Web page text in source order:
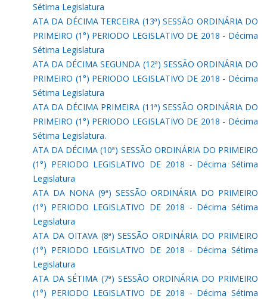
Sétima Legislatura
ATA DA DÉCIMA TERCEIRA (13ª) SESSÃO ORDINÁRIA DO
PRIMEIRO (1°) PERIODO LEGISLATIVO DE 2018 - Décima
Sétima Legislatura
ATA DA DÉCIMA SEGUNDA (12ª) SESSÃO ORDINÁRIA DO
PRIMEIRO (1°) PERIODO LEGISLATIVO DE 2018 - Décima
Sétima Legislatura
ATA DA DÉCIMA PRIMEIRA (11ª) SESSÃO ORDINÁRIA DO
PRIMEIRO (1°) PERIODO LEGISLATIVO DE 2018 - Décima
Sétima Legislatura.
ATA DA DÉCIMA (10ª) SESSÃO ORDINÁRIA DO PRIMEIRO
(1°) PERIODO LEGISLATIVO DE 2018 - Décima Sétima
Legislatura
ATA DA NONA (9ª) SESSÃO ORDINÁRIA DO PRIMEIRO
(1°) PERIODO LEGISLATIVO DE 2018 - Décima Sétima
Legislatura
ATA DA OITAVA (8ª) SESSÃO ORDINÁRIA DO PRIMEIRO
(1°) PERIODO LEGISLATIVO DE 2018 - Décima Sétima
Legislatura
ATA DA SÉTIMA (7ª) SESSÃO ORDINÁRIA DO PRIMEIRO
(1°) PERIODO LEGISLATIVO DE 2018 - Décima Sétima